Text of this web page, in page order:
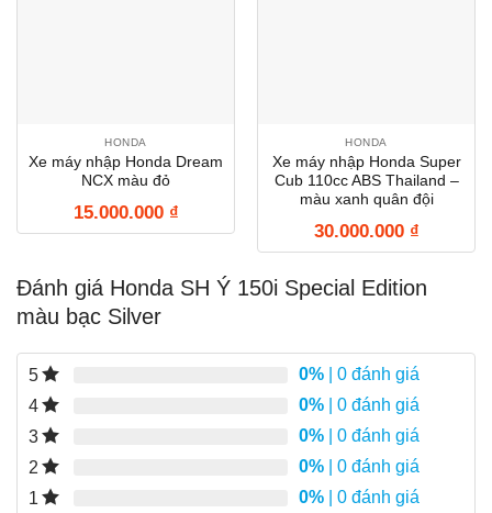
HONDA
Xe máy nhập Honda Dream
NCX màu đỏ
15.000.000 ₫
HONDA
Xe máy nhập Honda Super
Cub 110cc ABS Thailand –
màu xanh quân đội
30.000.000 ₫
Đánh giá Honda SH Ý 150i Special Edition
màu bạc Silver
5 0% | 0 đánh giá
4
0% | 0 đánh giá
3
0% | 0 đánh giá
2
0% | 0 đánh giá
1
0% | 0 đánh giá